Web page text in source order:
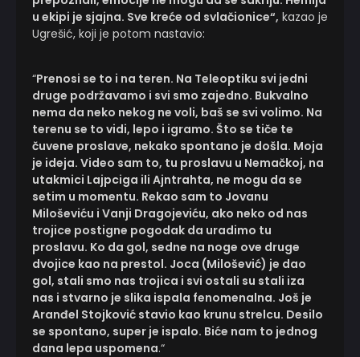
u ekipi je sjajna. Sve kreće od svlačionice“, kazao je
Ugrešić, koji je potom nastavio:
“Prenosi se to i na teren. Na Teleoptiku svi jedni
druge podržavamo i svi smo zajedno. Bukvalno
nema da neko nekog ne voli, baš se svi volimo. Na
terenu se to vidi, lepo i igramo. Što se tiče te
čuvene proslave, nekako spontano je došla. Moja
je ideja. Video sam to, tu proslavu u Nemačkoj, na
utakmici Lajpciga ili Ajntrahta, ne mogu da se
setim u momentu. Rekao sam to Jovanu
Miloševiću i Vanji Dragojeviću, ako neko od nas
trojice postigne pogodak da uradimo tu
proslavu. Ko da gol, sedne na noge ove druge
dvojice kao na prestol. Joca (Milošević) je dao
gol, stali smo nas trojica i svi ostali su stali iza
nas i stvarno je slika ispala fenomenalna. Još je
Aranđel Stojković stavio kao krunu strelcu. Desilo
se spontano, super je ispalo. Biće nam to jednog
dana lepa uspomena.“